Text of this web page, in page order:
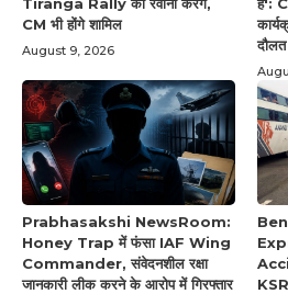
CM भी होंगे शामिल
August 9, 2026
Prabhasakshi NewsRoom:
Honey Trap में फंसा IAF Wing
Commander, संवेदनशील रक्षा
जानकारी लीक करने के आरोप में गिरफ्तार